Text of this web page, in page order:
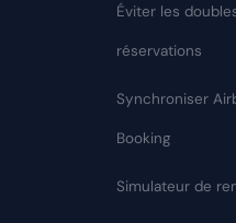
Éviter les
réservations
Synchroniser
Booking
Simulateur de